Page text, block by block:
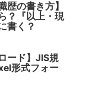
歴の書き方】
？『以上・現
書く？
ード】JIS規
形式フォー